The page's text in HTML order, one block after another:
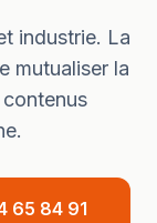
industrie. La
mutualiser la
65 84 91